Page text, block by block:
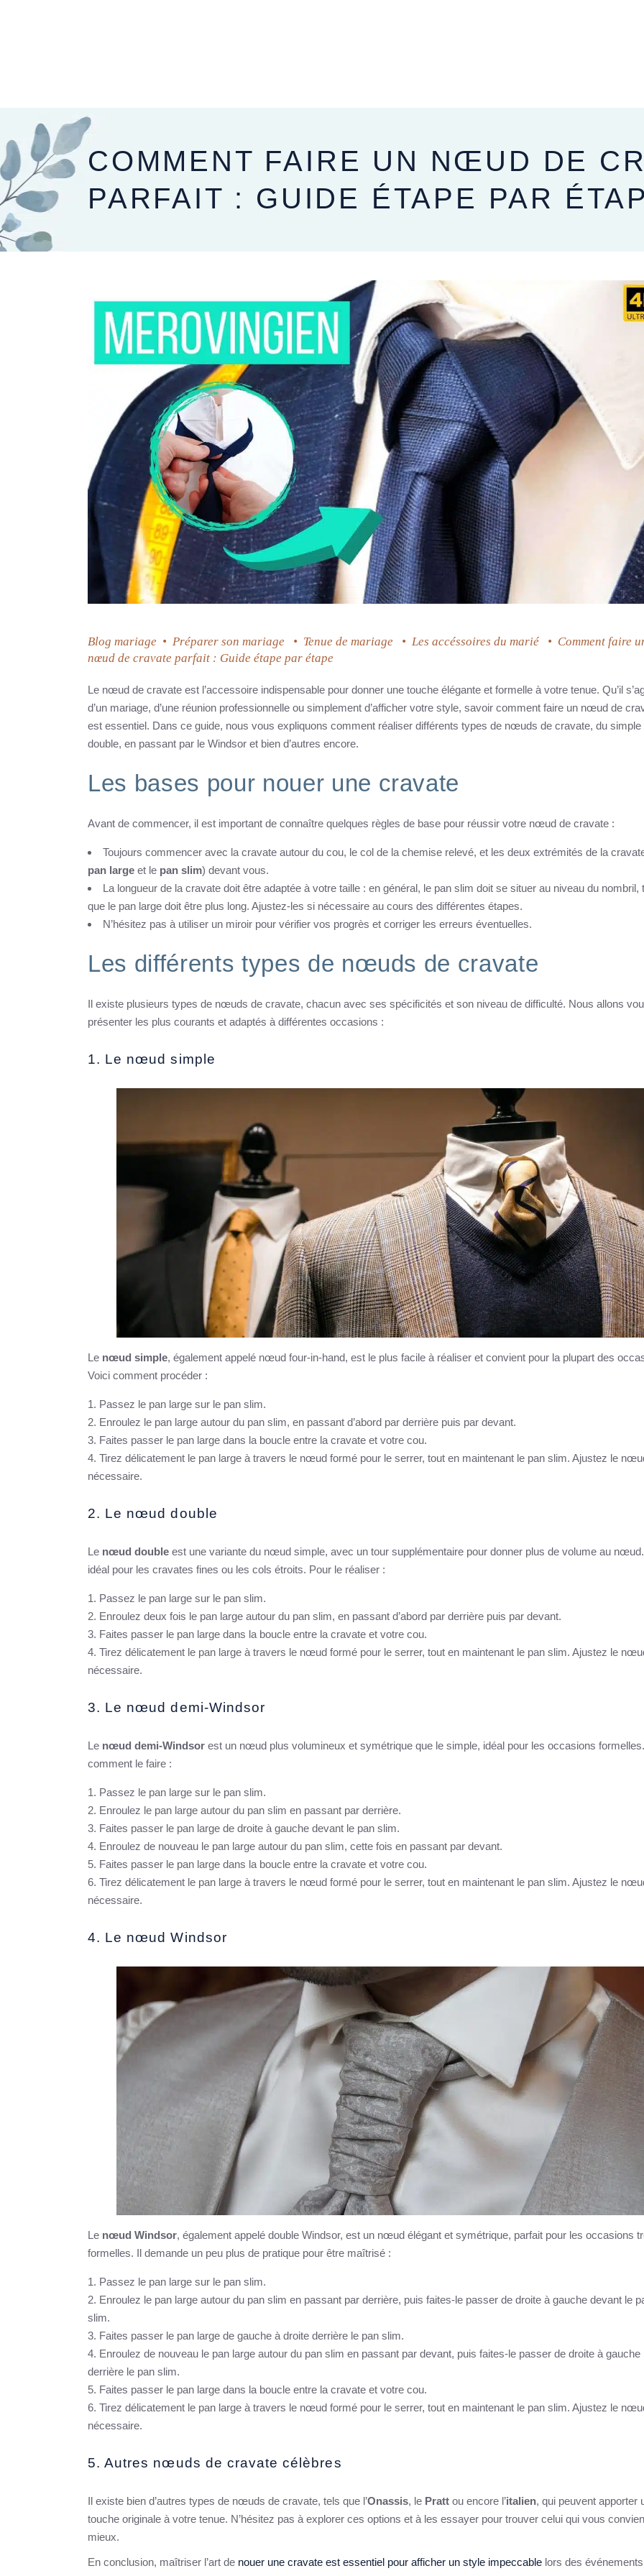
COMMENT FAIRE UN NŒUD DE
PARFAIT : GUIDE ÉTAPE PAR
Blog mariage • Préparer son mariage • Tenue de mariage • Les accéssoires du marié • Comment faire
nœud de cravate parfait : Guide étape par étape
Le nœud de cravate est l’accessoire indispensable pour donner une touche élégante et formelle à votre tenue. Qu’il
d’un mariage, d’une réunion professionnelle ou simplement d’afficher votre style, savoir comment faire un nœud de
est essentiel. Dans ce guide, nous vous expliquons comment réaliser différents types de nœuds de cravate, du simple
double, en passant par le Windsor et bien d’autres encore.
Les bases pour nouer une cravate
Avant de commencer, il est important de connaître quelques règles de base pour réussir votre nœud de cravate :
Toujours commencer avec la cravate autour du cou, le col de la chemise relevé, et les deux extrémités de la
pan large et le pan slim) devant vous.
La longueur de la cravate doit être adaptée à votre taille : en général, le pan slim doit se situer au niveau du nombril,
que le pan large doit être plus long. Ajustez-les si nécessaire au cours des différentes étapes.
N’hésitez pas à utiliser un miroir pour vérifier vos progrès et corriger les erreurs éventuelles.
Les différents types de nœuds de cravate
Il existe plusieurs types de nœuds de cravate, chacun avec ses spécificités et son niveau de difficulté. Nous allons
présenter les plus courants et adaptés à différentes occasions :
1. Le nœud simple
Le nœud simple, également appelé nœud four-in-hand, est le plus facile à réaliser et convient pour la plupart des
Voici comment procéder :
Passez le pan large sur le pan slim.
Enroulez le pan large autour du pan slim, en passant d’abord par derrière puis par devant.
Faites passer le pan large dans la boucle entre la cravate et votre cou.
Tirez délicatement le pan large à travers le nœud formé pour le serrer, tout en maintenant le pan slim. Ajustez le
nécessaire.
2. Le nœud double
Le nœud double est une variante du nœud simple, avec un tour supplémentaire pour donner plus de volume au
idéal pour les cravates fines ou les cols étroits. Pour le réaliser :
Passez le pan large sur le pan slim.
Enroulez deux fois le pan large autour du pan slim, en passant d’abord par derrière puis par devant.
Faites passer le pan large dans la boucle entre la cravate et votre cou.
Tirez délicatement le pan large à travers le nœud formé pour le serrer, tout en maintenant le pan slim. Ajustez le
nécessaire.
3. Le nœud demi-Windsor
Le nœud demi-Windsor est un nœud plus volumineux et symétrique que le simple, idéal pour les occasions
comment le faire :
Passez le pan large sur le pan slim.
Enroulez le pan large autour du pan slim en passant par derrière.
Faites passer le pan large de droite à gauche devant le pan slim.
Enroulez de nouveau le pan large autour du pan slim, cette fois en passant par devant.
Faites passer le pan large dans la boucle entre la cravate et votre cou.
Tirez délicatement le pan large à travers le nœud formé pour le serrer, tout en maintenant le pan slim. Ajustez le
nécessaire.
4. Le nœud Windsor
Le nœud Windsor, également appelé double Windsor, est un nœud élégant et symétrique, parfait pour les occasions
formelles. Il demande un peu plus de pratique pour être maîtrisé :
Passez le pan large sur le pan slim.
Enroulez le pan large autour du pan slim en passant par derrière, puis faites-le passer de droite à gauche devant le
slim.
Faites passer le pan large de gauche à droite derrière le pan slim.
Enroulez de nouveau le pan large autour du pan slim en passant par devant, puis faites-le passer de droite à gauche
derrière le pan slim.
Faites passer le pan large dans la boucle entre la cravate et votre cou.
Tirez délicatement le pan large à travers le nœud formé pour le serrer, tout en maintenant le pan slim. Ajustez le
nécessaire.
5. Autres nœuds de cravate célèbres
Il existe bien d’autres types de nœuds de cravate, tels que l’Onassis, le Pratt ou encore l’italien, qui peuvent apporter
touche originale à votre tenue. N’hésitez pas à explorer ces options et à les essayer pour trouver celui qui vous
mieux.
En conclusion, maîtriser l’art de nouer une cravate est essentiel pour afficher un style impeccable lors des événements